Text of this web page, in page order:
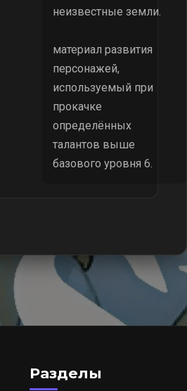
неизвестные земли.
материал развития
персонажей,
используемый при
прокачке
определённых
талантов выше
базового уровня 6.
Разделы